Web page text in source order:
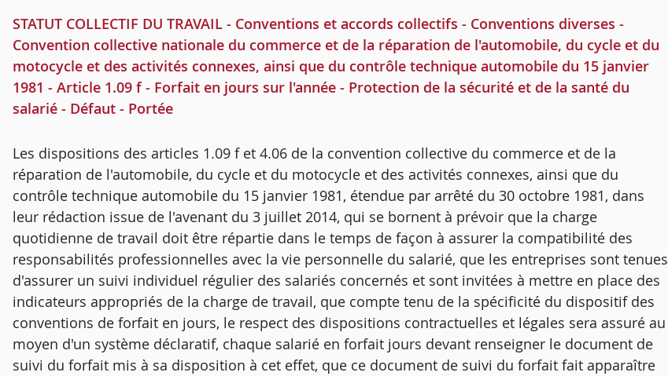
STATUT COLLECTIF DU TRAVAIL - Conventions et accords collectifs - Conventions diverses -
Convention collective nationale du commerce et de la réparation de l'automobile, du cycle et du
motocycle et des activités connexes, ainsi que du contrôle technique automobile du 15 janvier
1981 - Article 1.09 f - Forfait en jours sur l'année - Protection de la sécurité et de la santé du
salarié - Défaut - Portée
Les dispositions des articles 1.09 f et 4.06 de la convention collective du commerce et de la
réparation de l'automobile, du cycle et du motocycle et des activités connexes, ainsi que du
contrôle technique automobile du 15 janvier 1981, étendue par arrêté du 30 octobre 1981, dans
leur rédaction issue de l'avenant du 3 juillet 2014, qui se bornent à prévoir que la charge
quotidienne de travail doit être répartie dans le temps de façon à assurer la compatibilité des
responsabilités professionnelles avec la vie personnelle du salarié, que les entreprises sont tenues
d'assurer un suivi individuel régulier des salariés concernés et sont invitées à mettre en place des
indicateurs appropriés de la charge de travail, que compte tenu de la spécificité du dispositif des
conventions de forfait en jours, le respect des dispositions contractuelles et légales sera assuré au
moyen d'un système déclaratif, chaque salarié en forfait jours devant renseigner le document de
suivi du forfait mis à sa disposition à cet effet, que ce document de suivi du forfait fait apparaître